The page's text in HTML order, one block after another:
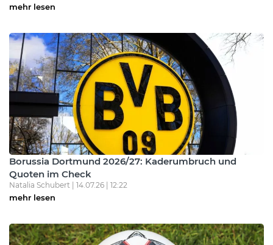
mehr lesen
Borussia Dortmund 2026/27: Kaderumbruch und
Quoten im Check
Natalia Schubert | 14.07.26 | 12:22
mehr lesen